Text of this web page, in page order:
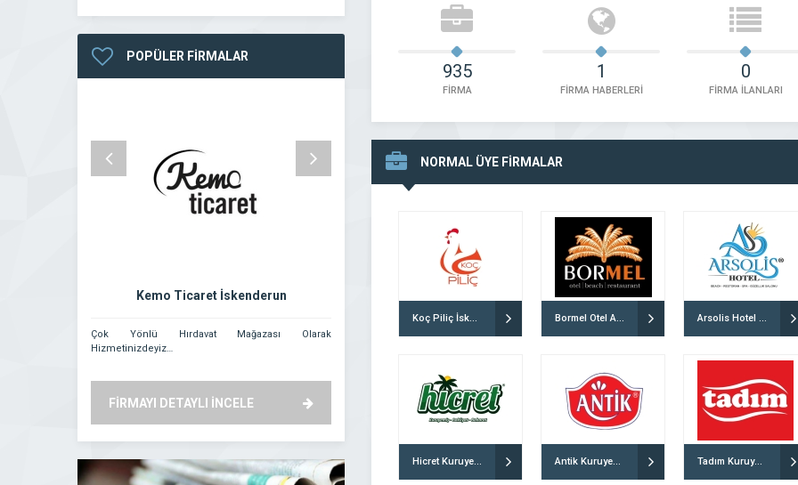
POPÜLER FİRMALAR
Kemo Ticaret İskenderun
Çok Yönlü Hırdavat Mağazası Olarak
Hizmetinizdeyiz…
FİRMAYI DETAYLI İNCELE
Aydın Kuyumculuk sektörde perakende satış
müşteri memnuniyeti güvenirliği ve saygınlığı ile
bilinen firma “mükemmel bir hizmet şirketi” olma
prensibiyle yola çıkıp bu alanda kendisini sürekli
FİRMAYI DETAYLI İNCELE
Eser Kuyumculuk Osmaniye
En yeni en trend ve en iyi fiyat garantili
FİRMAYI DETAYLI İNCELE
935
FİRMA
1
FİRMA HABERLERİ
0
FİRMA İLANLARI
NORMAL ÜYE FİRMALAR
Koç Piliç İskenderun Bormel Otel Arsuz Arsolis Hotel Arsuz
Hicret Kuruyemiş Kayseri Antik Kuruyemiş İstanbul Tadım Kuruyemiş Kocaeli